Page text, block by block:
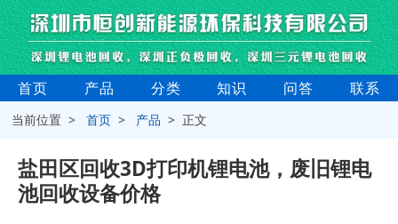
首页 产品 分类 知识 问答 联系
当前位置 >首页 > 产品 > 正文
盐田区回收3D打印机锂电池，废旧锂电
池回收设备价格